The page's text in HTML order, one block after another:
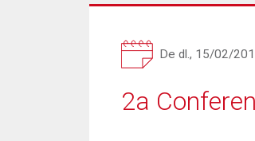
De dl., 15/02/
2a